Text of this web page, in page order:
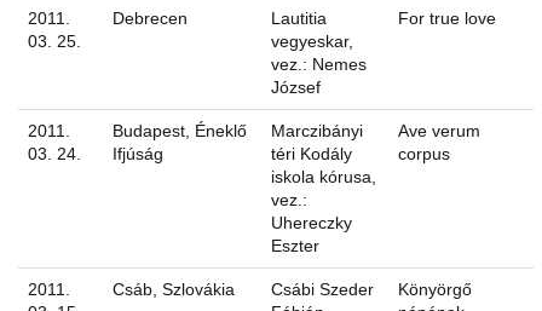
2011.
03. 25.
Debrecen
Lautitia
vegyeskar,
vez.: Nemes
József
For true love
2011.
03. 24.
Budapest, Éneklő
Ifjúság
Marczibányi
téri Kodály
iskola kórusa,
vez.:
Uhereczky
Eszter
Ave verum
corpus
2011.
Csáb, Szlovákia
Csábi Szeder
Könyörgő